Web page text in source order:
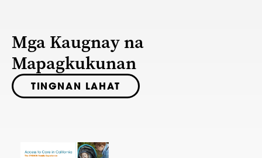
Mga Kaugnay na
Mapagkukunan
TINGNAN LAHAT